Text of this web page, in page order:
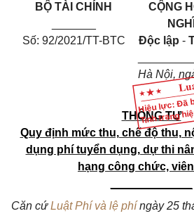
Hiệu lực: Đã
Tình trạng
BỘ TÀI CHÍNH
Số: 92/2021/TT-BTC
CỘNG
Độc lập -
Hà Nội,
THÔNG TƯ
Quy định mức thu, chế độ thu,
dụng phí tuyển dụng, dự thi
hạng công chức,
Căn cứLuật Phí và lệ phíngày 25